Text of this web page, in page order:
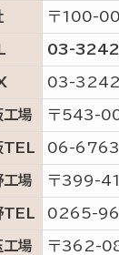
〒100-
03-
03-
工場 〒543-
TEL 06-
工場 〒399-
TEL 0265-
工場 〒362-